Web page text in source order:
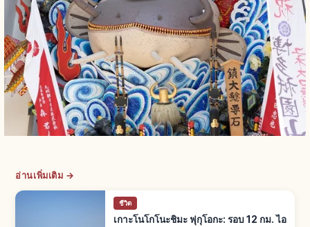
อ่านเพิ่มเติม →
ชีวิต
เกาะโนโกโนะชิมะ ฟุกุโอกะ: รอบ 12 กม. ไอ